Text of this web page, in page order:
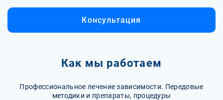
Консультация
Как мы работаем
Профессиональное лечение зависимости. Передовые
методики и препараты, процедуры